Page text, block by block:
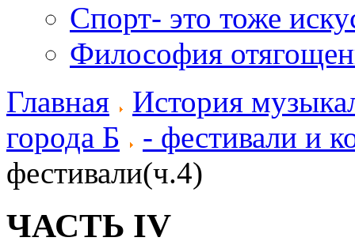
Спорт- это тоже
Философия
Главная
История
города Б
- фестивали и
фестивали(ч.4)
ЧАСТЬ IV